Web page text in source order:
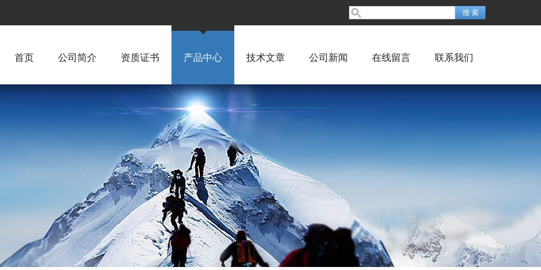
首页 公司简介 资质证书 产品中心 技术文章 公司新闻 在线留言 联系我们